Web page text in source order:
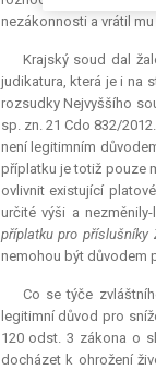
nezákonnosti a vrátil
Krajský soud dal
judikatura, která je i na
rozsudky Nejvyššího
sp. zn. 21 Cdo 832/
není legitimním
příplatku je totiž pouze
ovlivnit existující
určité výši a
příplatku pro příslušníky
nemohou být důvodem
Co se týče
legitimní důvod pro
120 odst. 3 zákona o
docházet k ohrožení